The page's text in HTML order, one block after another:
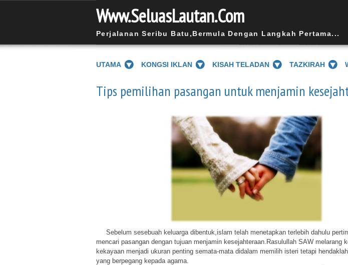
Www.SeluasLautan.Com
Perjalanan Seribu Batu,Bermula Dengan Langkah Pertama...
UTAMA KONGSI IKLAN KISAH TELADAN TAZKIRAH
Tips pemilihan pasangan untuk menjamin
Sebelum sesebuah keluarga dibentuk,islam telah menetapkan terlebih dahulu
mencari pasangan dengan tujuan menjamin kesejahteraan.Rasulullah SAW melarang
kekayaan menjadi ukuran penting semata-mata didalam memilih isteri tetapi
yang berpegang kepada agama.